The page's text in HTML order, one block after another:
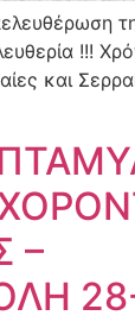
!!!
και
–